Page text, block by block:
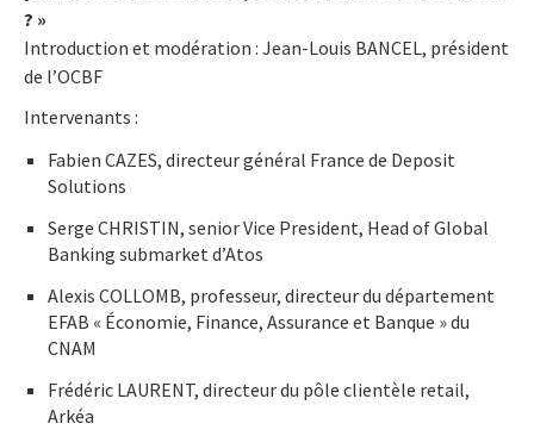
? »
Introduction et modération : Jean-Louis BANCEL, président
de l’OCBF
Intervenants :
Fabien CAZES, directeur général France de Deposit
Solutions
Serge CHRISTIN, senior Vice President, Head of Global
Banking submarket d’Atos
Alexis COLLOMB, professeur, directeur du département
EFAB « Économie, Finance, Assurance et Banque » du
CNAM
Frédéric LAURENT, directeur du pôle clientèle retail,
Arkéa